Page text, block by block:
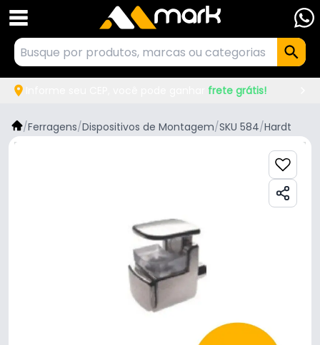
frete grátis!
/Ferragens/Dispositivos de Montagem/SKU 584/Hardt